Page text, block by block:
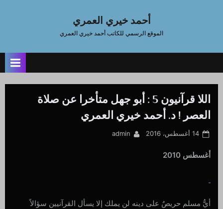
أحمد خيري العمري
الموقع الرسمي للكاتب أحمد خيري العمري
اللا قرآنيون 5 : أبو جهل متأخرا عن صلاة
العصر ! د. أحمد خيري العمري
Posted
14 أغسطس، 2016 By
admin
أغسطس 2010
أيُّ مسلم حريصٌ على دينه لن يملك إلا يسأل القرآنيين سؤالاً